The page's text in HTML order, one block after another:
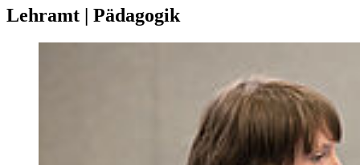
Lehramt | Pädagogik